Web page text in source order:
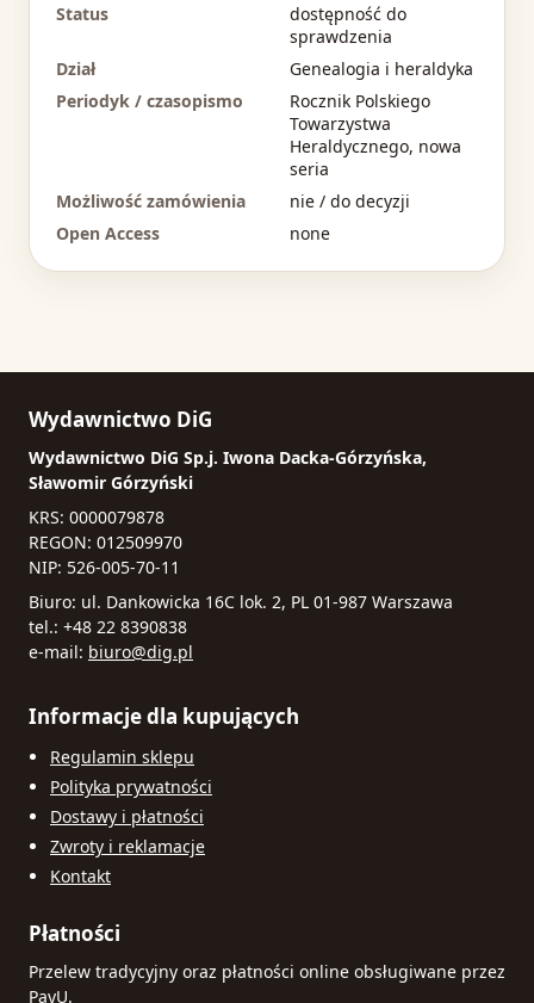
Status
dostępność do
sprawdzenia
Dział
Genealogia i heraldyka
Periodyk / czasopismo
Rocznik Polskiego
Towarzystwa
Heraldycznego, nowa
seria
Możliwość zamówienia
nie / do decyzji
Open Access
none
Wydawnictwo DiG
Wydawnictwo DiG Sp.j. Iwona Dacka-Górzyńska,
Sławomir Górzyński
KRS: 0000079878
REGON: 012509970
NIP: 526-005-70-11
Biuro: ul. Dankowicka 16C lok. 2, PL 01-987 Warszawa
tel.: +48 22 8390838
e-mail: biuro@dig.pl
Informacje dla kupujących
Regulamin sklepu
Polityka prywatności
Dostawy i płatności
Zwroty i reklamacje
Kontakt
Płatności
Przelew tradycyjny oraz płatności online obsługiwane przez
PayU.